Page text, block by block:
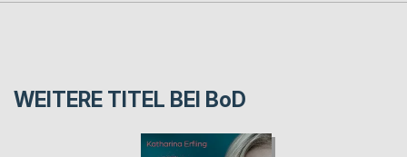
WEITERE TITEL BEI BoD